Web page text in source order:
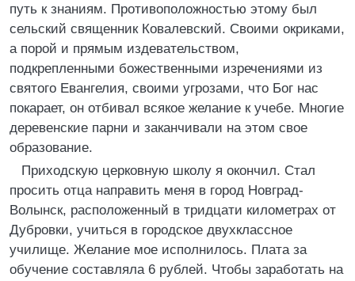
путь к знаниям. Противоположностью этому был
сельский священник Ковалевский. Своими окриками,
а порой и прямым издевательством,
подкрепленными божественными изречениями из
святого Евангелия, своими угрозами, что Бог нас
покарает, он отбивал всякое желание к учебе. Многие
деревенские парни и заканчивали на этом свое
образование.
Приходскую церковную школу я окончил. Стал
просить отца направить меня в город Новград-
Волынск, расположенный в тридцати километрах от
Дубровки, учиться в городское двухклассное
училище. Желание мое исполнилось. Плата за
обучение составляла 6 рублей. Чтобы заработать на